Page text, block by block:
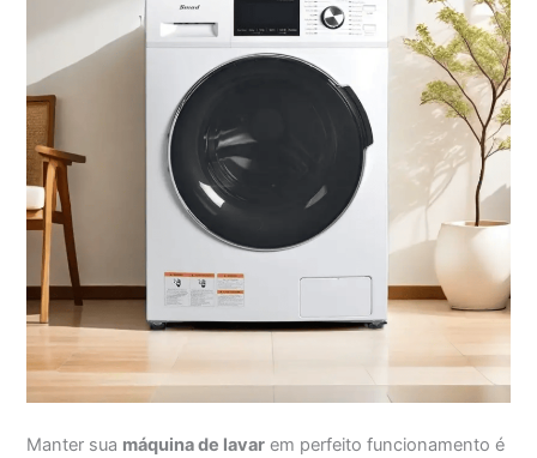
Manter sua máquina de lavar em perfeito funcionamento é